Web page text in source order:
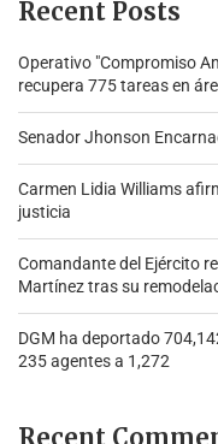
Recent Posts
Operativo "Compromiso
recupera 775 tareas en
Senador Jhonson
Carmen Lidia Williams
justicia
Comandante del Ejército
Martínez tras su
DGM ha deportado
235 agentes a 1,272
Recent